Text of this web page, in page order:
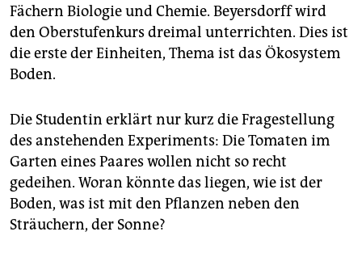
Fächern Biologie und Chemie. Beyersdorff wird
den Oberstufenkurs dreimal unterrichten. Dies ist
die erste der Einheiten, Thema ist das Ökosystem
Boden.
Die Studentin erklärt nur kurz die Fragestellung
des anstehenden Experiments: Die Tomaten im
Garten eines Paares wollen nicht so recht
gedeihen. Woran könnte das liegen, wie ist der
Boden, was ist mit den Pflanzen neben den
Sträuchern, der Sonne?